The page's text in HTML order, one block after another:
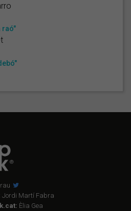
raó"
Jordi Martí Fabra
Èlia Gea